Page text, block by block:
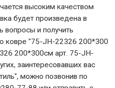
высоким качеством
будет произведена в
вопросы и получить
ковре "75-JH-22326 200*300
200*300см арт. 75-JH-
заинтересовавших вас
можно позвонив по